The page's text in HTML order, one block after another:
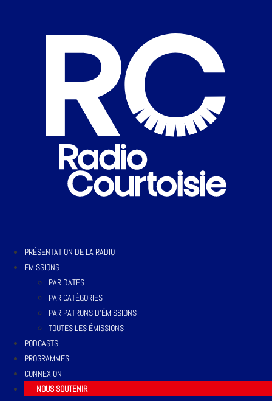
PRÉSENTATION DE LA RADIO
EMISSIONS
PAR DATES
PAR CATÉGORIES
PAR PATRONS D’ÉMISSIONS
TOUTES LES ÉMISSIONS
PODCASTS
PROGRAMMES
CONNEXION
NOUS SOUTENIR